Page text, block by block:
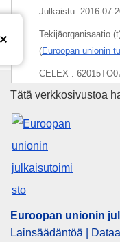
Julkaistu: 2016-07-
Tekijäorganisaatio
(Euroopan unionin
CELEX :
Released on EU
Euroopan
Tätä verkkosivustoa
Euroopan unionin
Lainsäädäntöä |